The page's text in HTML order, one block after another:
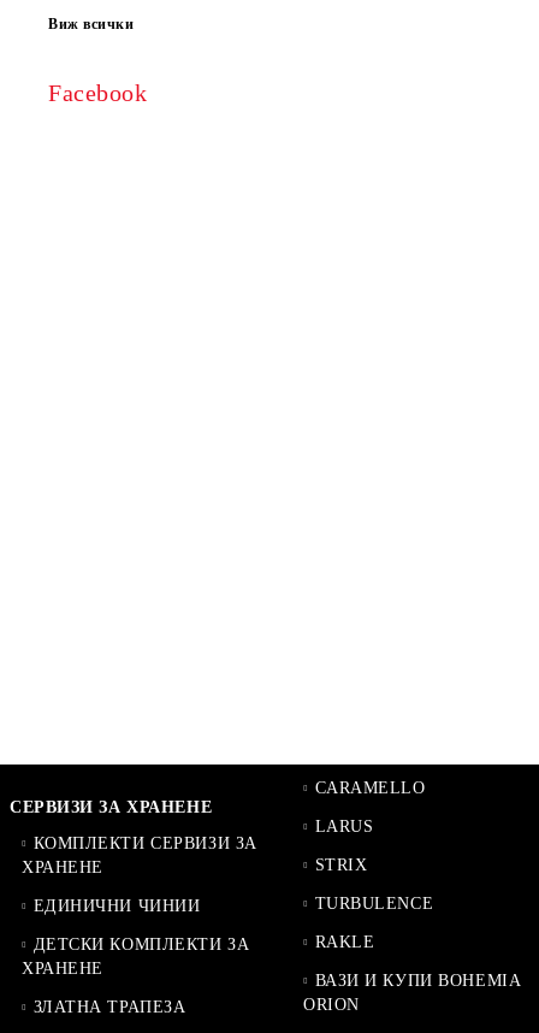
Виж всички
Facebook
СЕРВИЗИ ЗА ХРАНЕНЕ
КОМПЛЕКТИ СЕРВИЗИ ЗА
ХРАНЕНЕ
ЕДИНИЧНИ ЧИНИИ
ДЕТСКИ КОМПЛЕКТИ ЗА
ХРАНЕНЕ
ЗЛАТНА ТРАПЕЗА
CARAMELLO
LARUS
STRIX
TURBULENCE
RAKLE
ВАЗИ И КУПИ BOHEMIA
ORION